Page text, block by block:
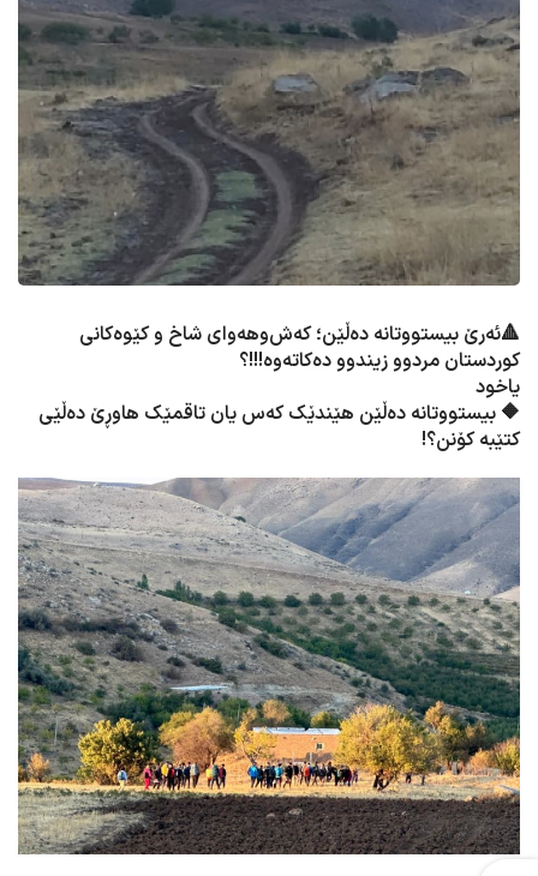
🔺ئە‌رێ بیستووتانە دەڵێن؛ کە‌ش‌وهە‌وای شاخ و کێوەکانی
کوردستان مردوو زیندوو دەکاتە‌وە!!!؟
یاخود
🔶 بیستووتانە دەڵێن هێندێک کە‌س یان تاقمێک هاوڕێ دەڵێی
کتێبە کۆنن؟!